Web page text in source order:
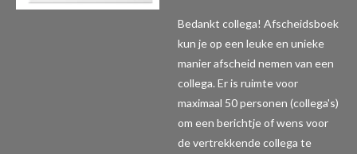
Bedankt collega! Afscheidsboek
kun je op een leuke en unieke
manier afscheid nemen van een
collega. Er is ruimte voor
maximaal 50 personen (collega's)
om een berichtje of wens voor
de vertrekkende collega te